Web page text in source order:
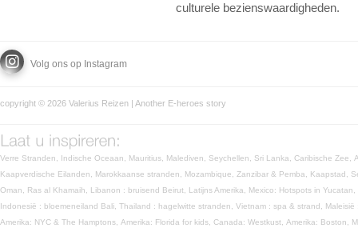
culturele bezienswaardigheden.
Volg ons op Instagram
copyright © 2026 Valerius Reizen | Another E-heroes story
Verre Stranden, Indische Oceaan, Mauritius, Malediven, Seychellen, Sri Lanka, Caribische Zee,
Kaapverdische Eilanden, Marokkaanse stranden, Mozambique, Zanzibar & Pemba, Kaapstad,
Oman, Ras al Khamaih, Libanon : bruisend Beirut, Latijns Amerika, Mexico: Hotspots in Yucatan,
Indonesië : bloemeneiland Bali, Thailand : hagelwitte stranden, Vietnam : spa & strand,
Amerika: NYC & The Hamptons, Amerika: Florida for kids, Canada: Westkust, Amerika: Boston,